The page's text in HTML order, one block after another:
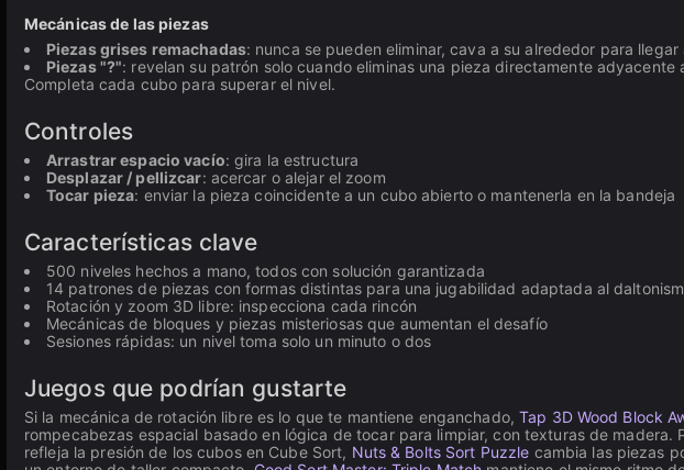
Mecánicas de las piezas
Piezas grises remachadas: nunca se pueden eliminar, cava a su alrededor para
Piezas "?": revelan su patrón solo cuando eliminas una pieza directamente adyacente
Completa cada cubo para superar el nivel.
Controles
Arrastrar espacio vacío: gira la estructura
Desplazar / pellizcar: acercar o alejar el zoom
Tocar pieza: enviar la pieza coincidente a un cubo abierto o mantenerla en la bandeja
Características clave
500 niveles hechos a mano, todos con solución garantizada
14 patrones de piezas con formas distintas para una jugabilidad adaptada al
Rotación y zoom 3D libre: inspecciona cada rincón
Mecánicas de bloques y piezas misteriosas que aumentan el desafío
Sesiones rápidas: un nivel toma solo un minuto o dos
Juegos que podrían gustarte
Si la mecánica de rotación libre es lo que te mantiene enganchado,Tap 3D Wood Block
rompecabezas espacial basado en lógica de tocar para limpiar, con texturas de madera.
refleja la presión de los cubos en Cube Sort, Nuts & Bolts Sort Puzzle cambia las piezas